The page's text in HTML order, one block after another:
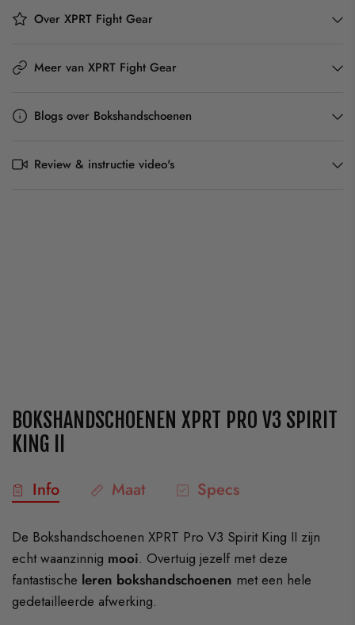
Over XPRT Fight Gear
Meer van XPRT Fight Gear
Blogs over Bokshandschoenen
Review & instructie video's
BOKSHANDSCHOENEN XPRT PRO V3 SPIRIT
KING II
Info Maat Specs
De Bokshandschoenen XPRT Pro V3 Spirit King II zijn
echt waanzinnig mooi. Overtuig jezelf met deze
fantastische leren bokshandschoenen met een hele
gedetailleerde afwerking.